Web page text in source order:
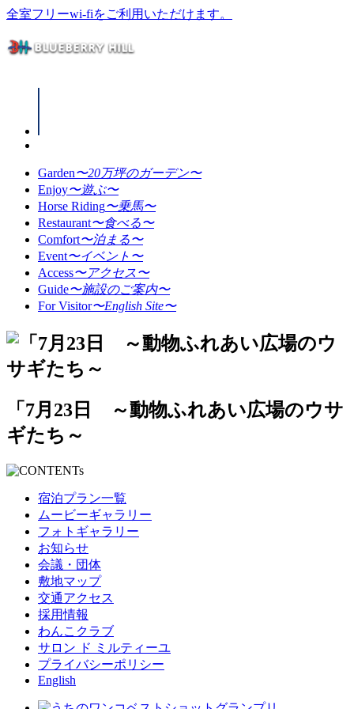
全室フリーwi-fiをご利用いただけます。
Garden〜20万坪のガーデン〜
Enjoy〜遊ぶ〜
Horse Riding〜乗馬〜
Restaurant〜食べる〜
Comfort〜泊まる〜
Event〜イベント〜
Access〜アクセス〜
Guide〜施設のご案内〜
For Visitor〜English Site〜
「7月23日 ～動物ふれあい広場のウサ
ギたち～
宿泊プラン一覧
ムービーギャラリー
フォトギャラリー
お知らせ
会議・団体
敷地マップ
交通アクセス
採用情報
わんこクラブ
サロン ド ミルティーユ
プライバシーポリシー
English